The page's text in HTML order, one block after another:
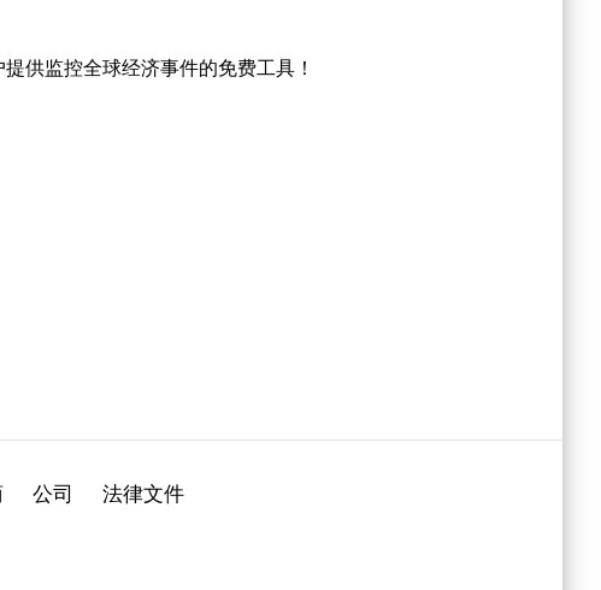
供监控全球经济事件的免费工具！
公司 法律文件